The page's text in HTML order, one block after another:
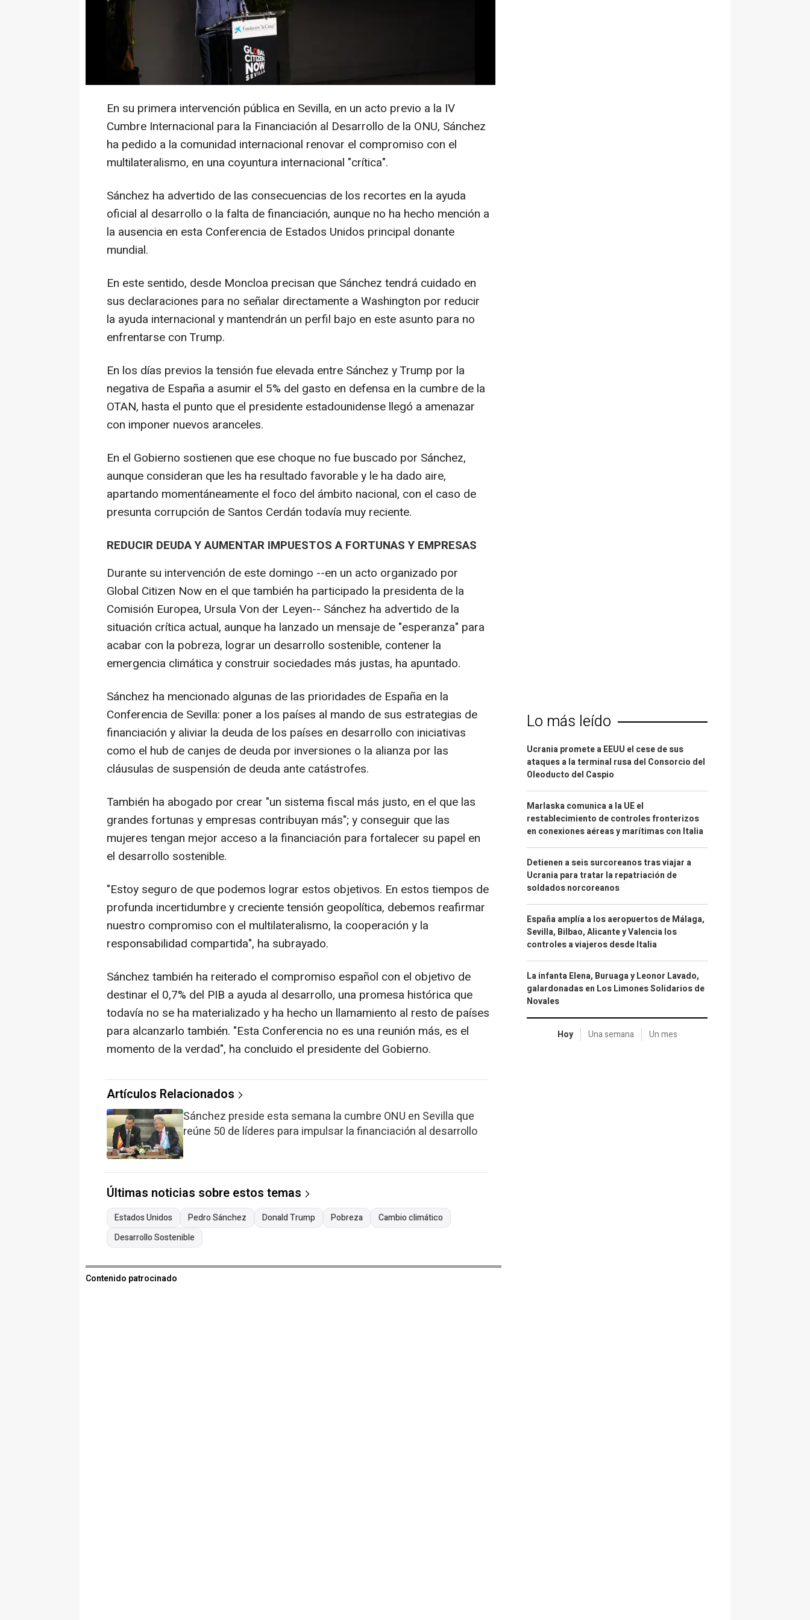
cambio climático. No obstante ha evitado señalar a Estados Unidos y su
presidente Donald Trump como responsable de esos recortes y según
precisan fuentes de Moncloa mantendrá un perfil bajo y eludirá el choque
en los próximos días.
En su primera intervención pública en Sevilla, en un acto previo a la IV
Cumbre Internacional para la Financiación al Desarrollo de la ONU, Sánchez
ha pedido a la comunidad internacional renovar el compromiso con el
multilateralismo, en una coyuntura internacional "crítica".
Sánchez ha advertido de las consecuencias de los recortes en la ayuda
oficial al desarrollo o la falta de financiación, aunque no ha hecho mención a
la ausencia en esta Conferencia de Estados Unidos principal donante
mundial.
En este sentido, desde Moncloa precisan que Sánchez tendrá cuidado en
sus declaraciones para no señalar directamente a Washington por reducir
la ayuda internacional y mantendrán un perfil bajo en este asunto para no
enfrentarse con Trump.
En los días previos la tensión fue elevada entre Sánchez y Trump por la
negativa de España a asumir el 5% del gasto en defensa en la cumbre de la
OTAN, hasta el punto que el presidente estadounidense llegó a amenazar
con imponer nuevos aranceles.
En el Gobierno sostienen que ese choque no fue buscado por Sánchez,
aunque consideran que les ha resultado favorable y le ha dado aire,
apartando momentáneamente el foco del ámbito nacional, con el caso de
presunta corrupción de Santos Cerdán todavía muy reciente.
REDUCIR DEUDA Y AUMENTAR IMPUESTOS A FORTUNAS Y EMPRESAS
Durante su intervención de este domingo --en un acto organizado por
Global Citizen Now en el que también ha participado la presidenta de la
Comisión Europea, Ursula Von der Leyen-- Sánchez ha advertido de la
situación crítica actual, aunque ha lanzado un mensaje de "esperanza" para
acabar con la pobreza, lograr un desarrollo sostenible, contener la
emergencia climática y construir sociedades más justas, ha apuntado.
Sánchez ha mencionado algunas de las prioridades de España en la
Conferencia de Sevilla: poner a los países al mando de sus estrategias de
financiación y aliviar la deuda de los países en desarrollo con iniciativas
como el hub de canjes de deuda por inversiones o la alianza por las
cláusulas de suspensión de deuda ante catástrofes.
También ha abogado por crear "un sistema fiscal más justo, en el que las
grandes fortunas y empresas contribuyan más"; y conseguir que las
mujeres tengan mejor acceso a la financiación para fortalecer su papel en
el desarrollo sostenible.
"Estoy seguro de que podemos lograr estos objetivos. En estos tiempos de
profunda incertidumbre y creciente tensión geopolítica, debemos reafirmar
nuestro compromiso con el multilateralismo, la cooperación y la
responsabilidad compartida", ha subrayado.
Sánchez también ha reiterado el compromiso español con el objetivo de
destinar el 0,7% del PIB a ayuda al desarrollo, una promesa histórica que
todavía no se ha materializado y ha hecho un llamamiento al resto de países
para alcanzarlo también. "Esta Conferencia no es una reunión más, es el
momento de la verdad", ha concluido el presidente del Gobierno.
Artículos Relacionados
Sánchez preside esta semana la cumbre ONU en Sevilla que
reúne 50 de líderes para impulsar la financiación al desarrollo
Últimas noticias sobre estos temas
Estados Unidos Pedro Sánchez Donald Trump Pobreza
Cambio climático
Desarrollo Sostenible
Contenido patrocinado
Lo más leído
Ucrania promete a EEUU el cese de sus
ataques a la terminal rusa del Consorcio del
Oleoducto del Caspio
Marlaska comunica a la UE el
restablecimiento de controles fronterizos
en conexiones aéreas y marítimas con Italia
Detienen a seis surcoreanos tras viajar a
Ucrania para tratar la repatriación de
soldados norcoreanos
España amplía a los aeropuertos de Málaga,
Sevilla, Bilbao, Alicante y Valencia los
controles a viajeros desde Italia
La infanta Elena, Buruaga y Leonor Lavado,
galardonadas en Los Limones Solidarios de
Novales
Hoy Una semana Un mes